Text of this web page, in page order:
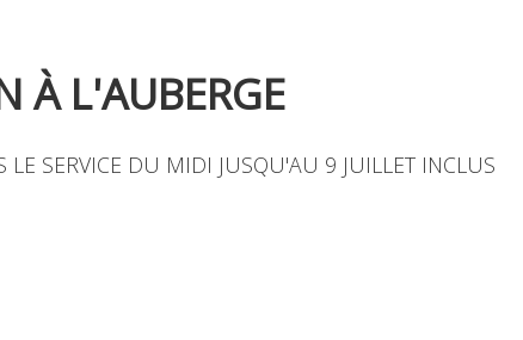
À L'AUBERGE
LE SERVICE DU MIDI JUSQU'AU 9 JUILLET INCLUS